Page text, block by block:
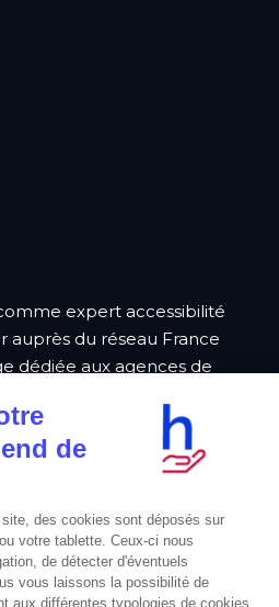
expert accessibilité
auprès du réseau France
dédiée aux agences de
professionnel de
of Accessibility Professionals
une démarche de soutien
laBreizh Marketing